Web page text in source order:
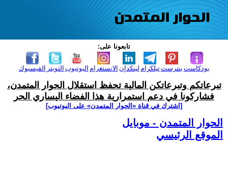
تابعونا على:
الفيسبوك التويتر اليوتيوب الانستغرام لينكدإن تيلكرامبنترست بودكاست
تبرعاتكم وتبرعاتكن المالية تحفظ استقلال الحوار المتمدن،
فشاركونا في دعم استمرارية هذا الفضاء اليساري الحر
[اشترك في قناة ‫«الحوار المتمدن» على اليوتيوب]
الحوار المتمدن - موبايل
الموقع الرئيسي